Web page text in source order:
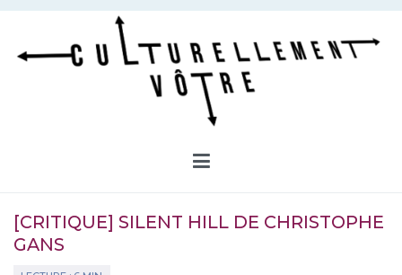
Aller
contenu
[CRITIQUE] SILENT HILL DE CHRISTOPHE
GANS